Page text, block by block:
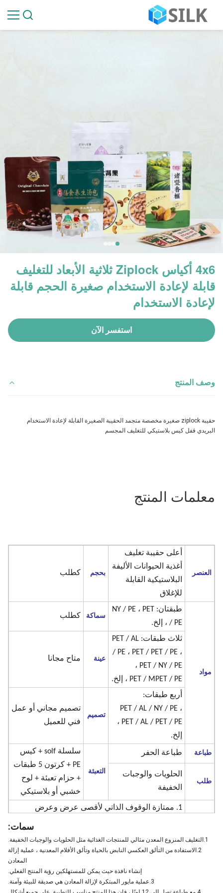
4x6 أكياس Ziplock ثلاثية الأبعاد للتغليف
قابلة لإعادة الاستخدام صغيرة الحجم قابلة
لإعادة الاستخدام
استفسر الآن
وصف المنتج
البريدي قفل كيس بلاستيكي للتغليف المجسم
معلمات المنتج
العنصر
أعلى حقيبة تغليف
أغذية الحيوانات الأليفة
البلاستيكية القابلة
للإغلاق
بحجم كطلب
مواد
طبقتان: NY / PE ، PET
/ PE ، إلخ.
سماكة كطلب
ثلاث طبقات: PET / AL
/ PE ، PET / PET / PE ،
PET / NY / PE ،
PET / MPET / PE ، إلخ.
عينة متاح مجانا
أربع طبقات:
PET / AL / NY / PE ،
PET / AL / PET / PE ،
إلخ.
تصميم
تصميم مجاني أو عمل
فني للعميل
طباعة طباعة الحفر
التعبئة
سلسلة solf + كيس
PE + كرتون 5 طبقات
+ حزام تعبئة + لوح
خشبي أو بلاستيكي
طلب
الحلويات والوجبات
الخفيفة
1. ممتازة الوقوف الذاتي لأقصى عرض وعرض
3. إمكانية طباعة ألواح التقوية الجانبية المسجلة
4. أكبر مساحة طباعة لتقديم المعلومات وعرض
سمات:
1.التغليف المنزوع المعدن مثالي للمنتجات الغذائية مثل الحلويات والوجبات الخفيفة.
2.الاستفادة من التألق العكسي النابض بالحياة وتألق الأفلام المعدنية ، عملية إزالة
المعادن
إنشاء نافذة حيث يمكن للمستهلكين رؤية المنتج الفعلي.
3.عملية مايور المبتكرة لإزالة المعادن هي صديقة للبيئة وآمنة.